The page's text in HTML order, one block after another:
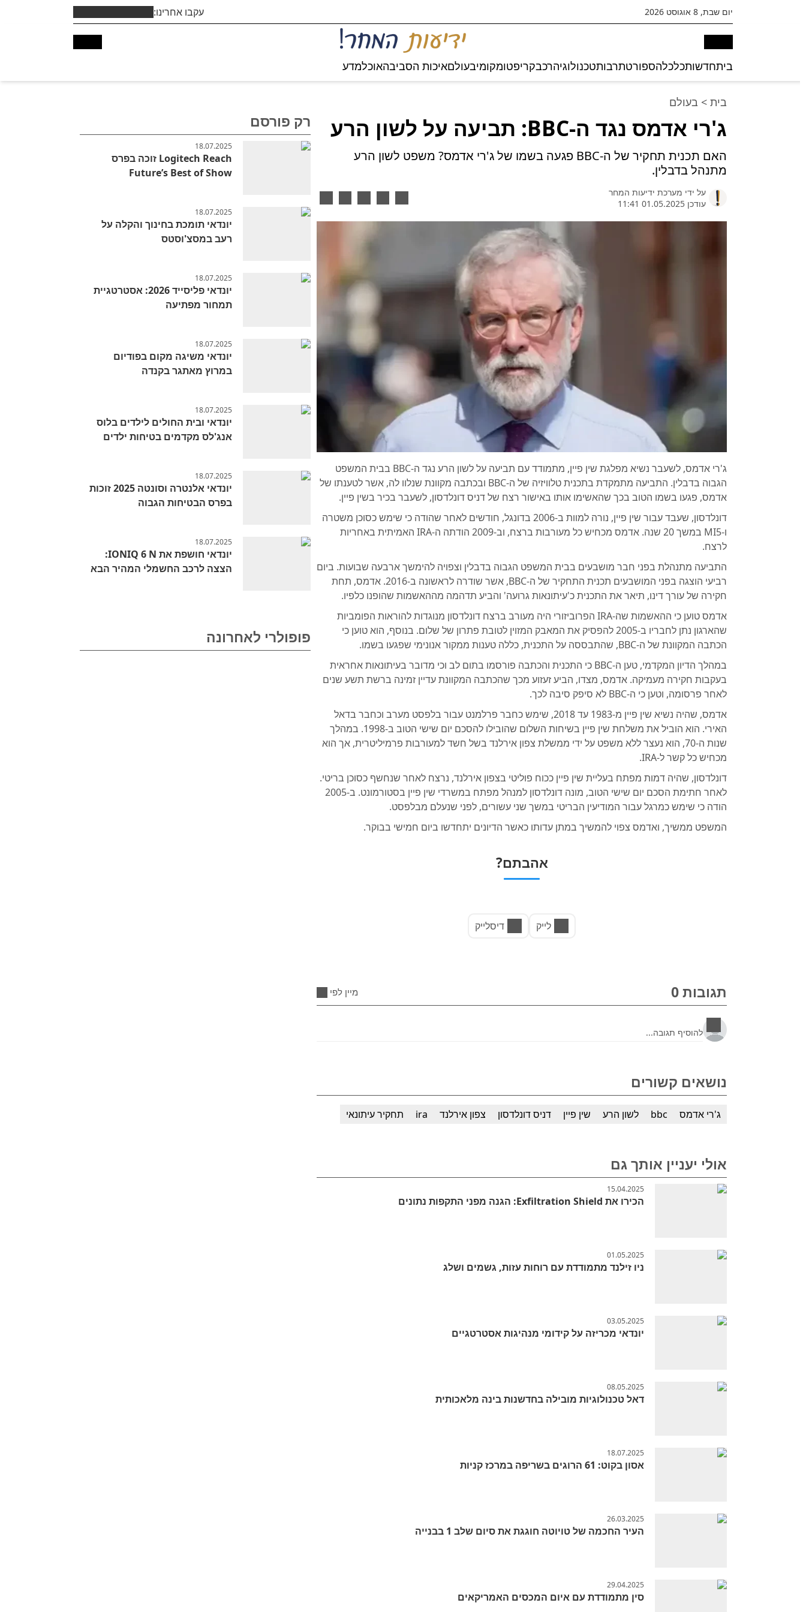
יום שבת, 8 אוגוסט 2026 עקבו אחרינו:
ביתחדשותכלכלהספורטתרבותטכנולוגיהרכבקריפטומקומיבעולםאיכות הסביבהאוכלמדע
בית > בעולם
ג'רי אדמס נגד ה-BBC: תביעה על לשון הרע
האם תכנית תחקיר של ה-BBC פגעה בשמו של ג'רי אדמס? משפט לשון הרע
מתנהל בדבלין.
על ידי מערכת ידיעות המחר
עודכן 01.05.2025 11:41
ג'רי אדמס, לשעבר נשיא מפלגת שין פיין, מתמודד עם תביעה על לשון הרע נגד ה-BBC בבית המשפט
הגבוה בדבלין. התביעה מתמקדת בתכנית טלוויזיה של ה-BBC ובכתבה מקוונת שנלוו לה, אשר לטענתו של
אדמס, פגעו בשמו הטוב בכך שהאשימו אותו באישור רצח של דניס דונלדסון, לשעבר בכיר בשין פיין.
דונלדסון, שעבד עבור שין פיין, נורה למוות ב-2006 בדונגל, חודשים לאחר שהודה כי שימש כסוכן משטרה
ו-MI5 במשך 20 שנה. אדמס מכחיש כל מעורבות ברצח, וב-2009 הודתה ה-IRA האמיתית באחריות
לרצח.
התביעה מתנהלת בפני חבר מושבעים בבית המשפט הגבוה בדבלין וצפויה להימשך ארבעה שבועות. ביום
רביעי הוצגה בפני המושבעים תכנית התחקיר של ה-BBC, אשר שודרה לראשונה ב-2016. אדמס, תחת
חקירה של עורך דינו, תיאר את התכנית כ'עיתונאות גרועה' והביע תדהמה מההאשמות שהופנו כלפיו.
אדמס טוען כי ההאשמות שה-IRA הפרוביזורי היה מעורב ברצח דונלדסון מנוגדות להוראות הפומביות
שהארגון נתן לחבריו ב-2005 להפסיק את המאבק המזוין לטובת פתרון של שלום. בנוסף, הוא טוען כי
הכתבה המקוונת של ה-BBC, שהתבססה על התכנית, כללה טענות ממקור אנונימי שפגעו בשמו.
במהלך הדיון המקדמי, טען ה-BBC כי התכנית והכתבה פורסמו בתום לב וכי מדובר בעיתונאות אחראית
בעקבות חקירה מעמיקה. אדמס, מצדו, הביע זעזוע מכך שהכתבה המקוונת עדיין זמינה ברשת תשע שנים
לאחר פרסומה, וטען כי ה-BBC לא סיפק סיבה לכך.
אדמס, שהיה נשיא שין פיין מ-1983 עד 2018, שימש כחבר פרלמנט עבור בלפסט מערב וכחבר בדאל
האירי. הוא הוביל את משלחת שין פיין בשיחות השלום שהובילו להסכם יום שישי הטוב ב-1998. במהלך
שנות ה-70, הוא נעצר ללא משפט על ידי ממשלת צפון אירלנד בשל חשד למעורבות פרמיליטרית, אך הוא
מכחיש כל קשר ל-IRA.
דונלדסון, שהיה דמות מפתח בעליית שין פיין ככוח פוליטי בצפון אירלנד, נרצח לאחר שנחשף כסוכן בריטי.
לאחר חתימת הסכם יום שישי הטוב, מונה דונלדסון למנהל מפתח במשרדי שין פיין בסטורמונט. ב-2005
הודה כי שימש כמרגל עבור המודיעין הבריטי במשך שני עשורים, לפני שנעלם מבלפסט.
המשפט ממשיך, ואדמס צפוי להמשיך במתן עדותו כאשר הדיונים יתחדשו ביום חמישי בבוקר.
אהבתם?
לייק דיסלייק
תגובות 0 מיין לפי
נושאים קשורים
ג'רי אדמס bbc לשון הרע שין פיין דניס דונלדסון צפון אירלנד ira תחקיר עיתונאי
אולי יעניין אותך גם
15.04.2025
הכירו את Exfiltration Shield: הגנה מפני התקפות נתונים
01.05.2025
ניו זילנד מתמודדת עם רוחות עזות, גשמים ושלג
03.05.2025
יונדאי מכריזה על קידומי מנהיגות אסטרטגיים
08.05.2025
דאל טכנולוגיות מובילה בחדשנות בינה מלאכותית
18.07.2025
אסון בקוט: 61 הרוגים בשריפה במרכז קניות
26.03.2025
העיר החכמה של טויוטה חוגגת את סיום שלב 1 בבנייה
29.04.2025
סין מתמודדת עם איום המכסים האמריקאים
רק פורסם
18.07.2025
Logitech Reach זוכה בפרס
Future’s Best of Show
18.07.2025
יונדאי תומכת בחינוך והקלה על
רעב במסצ'וסטס
18.07.2025
יונדאי פליסייד 2026: אסטרטגיית
תמחור מפתיעה
18.07.2025
יונדאי משיגה מקום בפודיום
במרוץ מאתגר בקנדה
18.07.2025
יונדאי ובית החולים לילדים בלוס
אנג'לס מקדמים בטיחות ילדים
18.07.2025
יונדאי אלנטרה וסונטה 2025 זוכות
בפרס הבטיחות הגבוה
18.07.2025
יונדאי חושפת את IONIQ 6 N:
הצצה לרכב החשמלי המהיר הבא
פופולרי לאחרונה